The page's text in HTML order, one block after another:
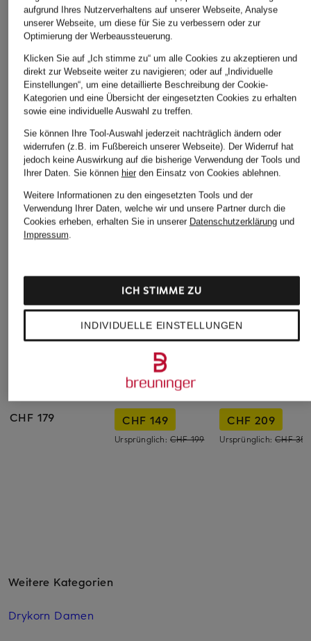
CHF 179
JOOP!
Jeansbluse URMINA
CHF 149
Ursprünglich: CHF 199
CHF 209
Ursprünglich:CHF 359
Weitere Kategorien
Drykorn Damen
aufgrund Ihres Nutzerverhaltens auf unserer Webseite, Analyse
unserer Webseite, um diese für Sie zu verbessern oder zur
Optimierung der Werbeaussteuerung.
Klicken Sie auf „Ich stimme zu“ um alle Cookies zu akzeptieren und
direkt zur Webseite weiter zu navigieren; oder auf „Individuelle
Einstellungen“, um eine detaillierte Beschreibung der Cookie-
Kategorien und eine Übersicht der eingesetzten Cookies zu erhalten
sowie eine individuelle Auswahl zu treffen.
Sie können Ihre Tool-Auswahl jederzeit nachträglich ändern oder
widerrufen (z.B. im Fußbereich unserer Webseite). Der Widerruf hat
jedoch keine Auswirkung auf die bisherige Verwendung der Tools und
Ihrer Daten. Sie können hierden Einsatz von Cookies ablehnen.
Weitere Informationen zu den eingesetzten Tools und der
Verwendung Ihrer Daten, welche wir und unsere Partner durch die
Cookies erheben, erhalten Sie in unserer Datenschutzerklärungund
Impressum.
INDIVIDUELLE EINSTELLUNGEN
ICH STIMME ZU